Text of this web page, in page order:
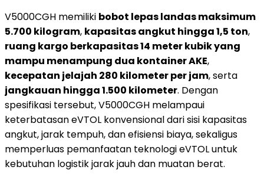
V5000CGH memiliki bobot lepas landas maksimum
5.700 kilogram, kapasitas angkut hingga 1,5 ton,
ruang kargo berkapasitas 14 meter kubik yang
mampu menampung dua kontainer AKE,
kecepatan jelajah 280 kilometer per jam, serta
jangkauan hingga 1.500 kilometer. Dengan
spesifikasi tersebut, V5000CGH melampaui
keterbatasan eVTOL konvensional dari sisi kapasitas
angkut, jarak tempuh, dan efisiensi biaya, sekaligus
memperluas pemanfaatan teknologi eVTOL untuk
kebutuhan logistik jarak jauh dan muatan berat.